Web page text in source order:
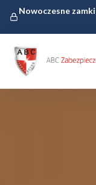
Nowoczesne